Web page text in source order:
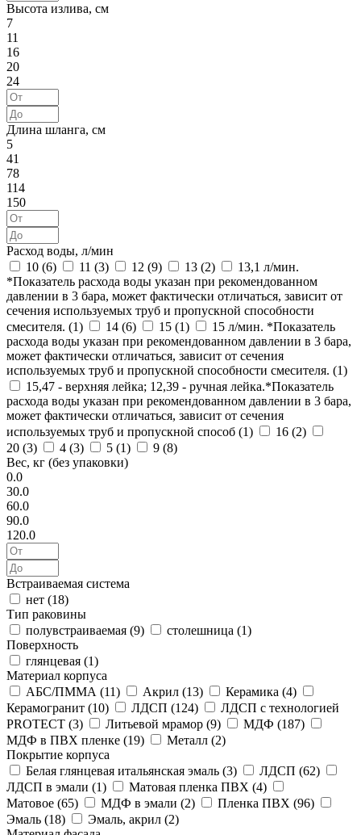
Высота излива, см
7
11
16
20
24
Длина шланга, см
5
41
78
114
150
Расход воды, л/мин
10 (6) 11 (3) 12 (9) 13 (2)
13,1 л/мин.
*Показатель расхода воды указан при рекомендованном
давлении в 3 бара, может фактически отличаться, зависит от
сечения используемых труб и пропускной способности
смесителя. (1) 14 (6) 15 (1)
15 л/мин. *Показатель
расхода воды указан при рекомендованном давлении в 3 бара,
может фактически отличаться, зависит от сечения
используемых труб и пропускной способности смесителя. (1)
15,47 - верхняя лейка; 12,39 - ручная лейка.*Показатель
расхода воды указан при рекомендованном давлении в 3 бара,
может фактически отличаться, зависит от сечения
используемых труб и пропускной способ (1) 16 (2)
20 (3) 4 (3) 5 (1) 9 (8)
Вес, кг (без упаковки)
0.0
30.0
60.0
90.0
120.0
Встраиваемая система
нет (18)
Тип раковины
полувстраиваемая (9) столешница (1)
Поверхность
глянцевая (1)
Материал корпуса
АБС/ПММА (11) Акрил (13) Керамика (4)
Керамогранит (10) ЛДСП (124)
ЛДСП с технологией
PROTECT (3) Литьевой мрамор (9) МДФ (187)
МДФ в ПВХ пленке (19) Металл (2)
Покрытие корпуса
Белая глянцевая итальянская эмаль (3) ЛДСП (62)
ЛДСП в эмали (1) Матовая пленка ПВХ (4)
Матовое (65) МДФ в эмали (2) Пленка ПВХ (96)
Эмаль (18) Эмаль, акрил (2)